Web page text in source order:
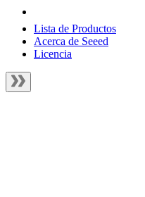
Lista de Productos
Acerca de Seeed
Licencia